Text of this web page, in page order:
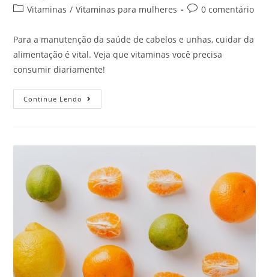
Vitaminas / Vitaminas para mulheres 0 comentário
Para a manutenção da saúde de cabelos e unhas, cuidar da
alimentação é vital. Veja que vitaminas você precisa
consumir diariamente!
Continue Lendo